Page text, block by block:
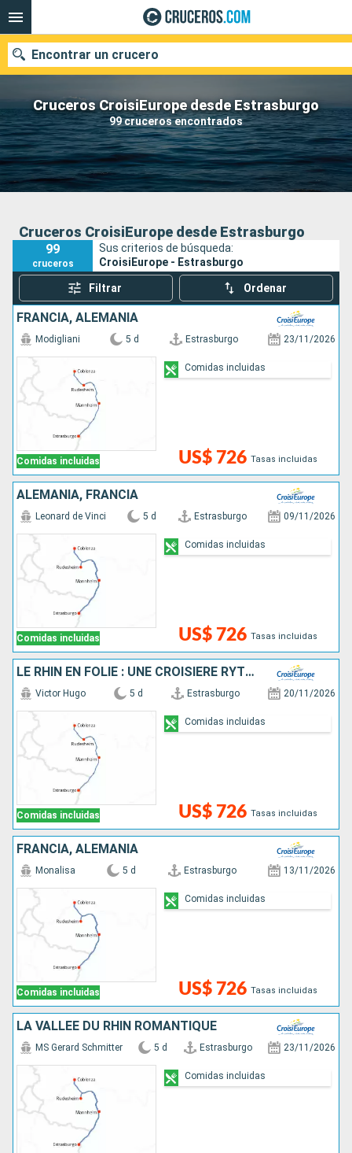
Cruceros CroisiEurope desde Estrasburgo
99 cruceros encontrados
Encontrar un crucero
Nuestros destinos
Fecha de salida
Buscar
Cruceros CroisiEurope desde Estrasburgo
99
cruceros
Sus criterios de búsqueda:
CroisiEurope - Estrasburgo
Filtrar Ordenar
FRANCIA, ALEMANIA
Comidas incluidas
Modigliani 5 d Estrasburgo 23/11/2026
US$ 726 Tasas incluidas
Comidas incluidas
ALEMANIA, FRANCIA
Comidas incluidas
Leonard de Vinci 5 d Estrasburgo 09/11/2026
US$ 726 Tasas incluidas
Comidas incluidas
LE RHIN EN FOLIE : UNE CROISIÈRE RYTHMÉE : LÉGENDE, SAVEURS ET BONNE HUMEUR
Comidas incluidas
Victor Hugo 5 d Estrasburgo 20/11/2026
US$ 726 Tasas incluidas
Comidas incluidas
FRANCIA, ALEMANIA
Comidas incluidas
Monalisa 5 d Estrasburgo 13/11/2026
US$ 726 Tasas incluidas
Comidas incluidas
LA VALLÉE DU RHIN ROMANTIQUE
MS Gerard Schmitter 5 d Estrasburgo 23/11/2026
Comidas incluidas